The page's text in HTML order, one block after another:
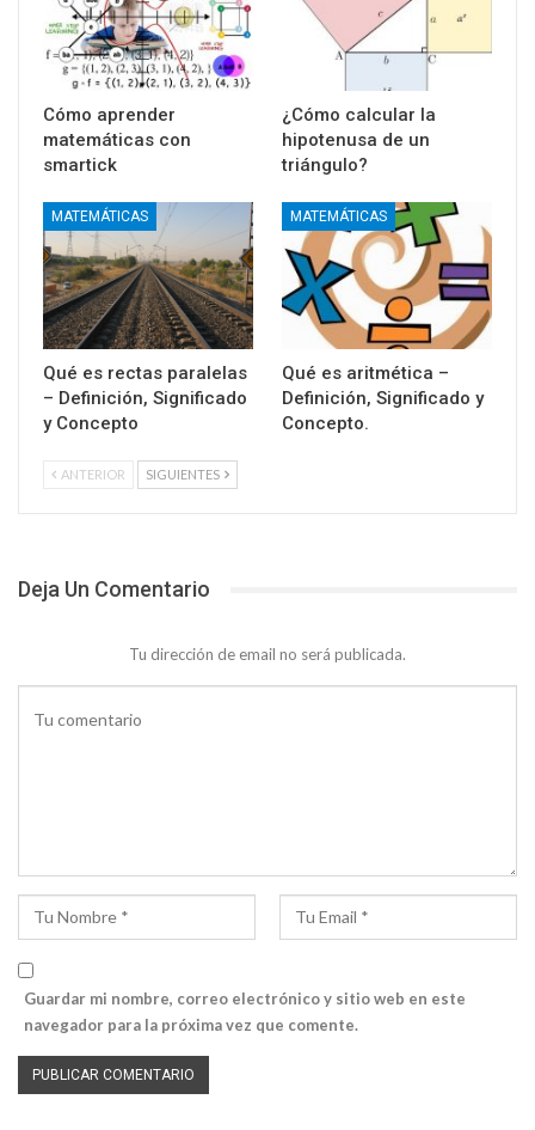
Cómo aprender
matemáticas con
smartick
¿Cómo calcular la
hipotenusa de un
triángulo?
MATEMÁTICAS
Qué es rectas paralelas
– Definición, Significado
y Concepto
MATEMÁTICAS
Qué es aritmética –
Definición, Significado y
Concepto.
ANTERIOR SIGUIENTES
Deja Un Comentario
Tu dirección de email no será publicada.
Guardar mi nombre, correo electrónico y sitio web en este
navegador para la próxima vez que comente.